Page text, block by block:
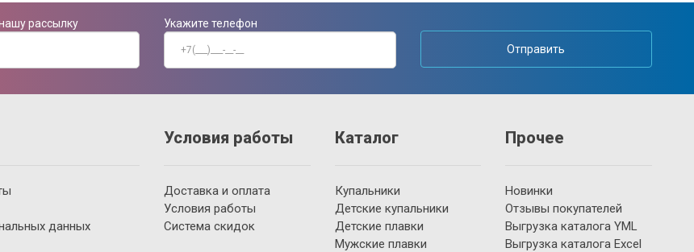
рассылку
Укажите телефон
Отправить
данных
Условия работы
Доставка и оплата
Условия работы
Система скидок
Каталог
Купальники
Детские купальники
Детские плавки
Мужские плавки
Прочее
Новинки
Отзывы покупателей
Выгрузка каталога YML
Выгрузка каталога Excel